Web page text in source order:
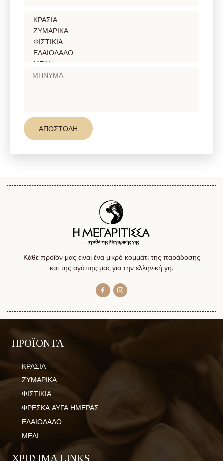
ΑΠΟΣΤΟΛΗ
Κάθε προϊόν μας είναι ένα μικρό κομμάτι της παράδοσης
και της αγάπης μας για την ελληνική γη.
ΠΡΟΪΟΝΤΑ
ΚΡΑΣΙΑ
ΖΥΜΑΡΙΚΑ
ΦΙΣΤΙΚΙΑ
ΦΡΕΣΚΑ ΑΥΓΑ ΗΜΕΡΑΣ
ΕΛΑΙΟΛΑΔΟ
ΜΕΛΙ
ΧΡΗΣΙΜΑ LINKS